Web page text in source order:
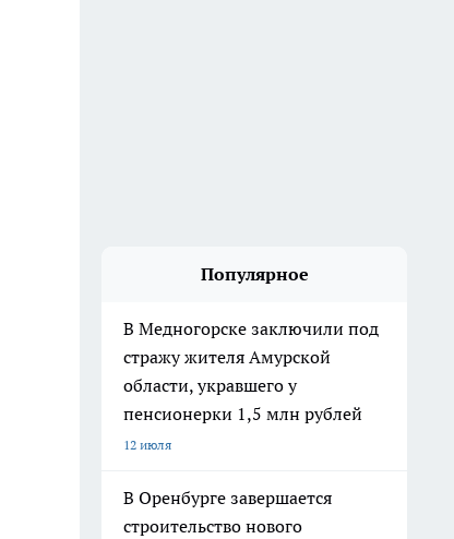
Популярное
В Медногорске заключили под
стражу жителя Амурской
области, укравшего у
пенсионерки 1,5 млн рублей
12 июля
В Оренбурге завершается
строительство нового